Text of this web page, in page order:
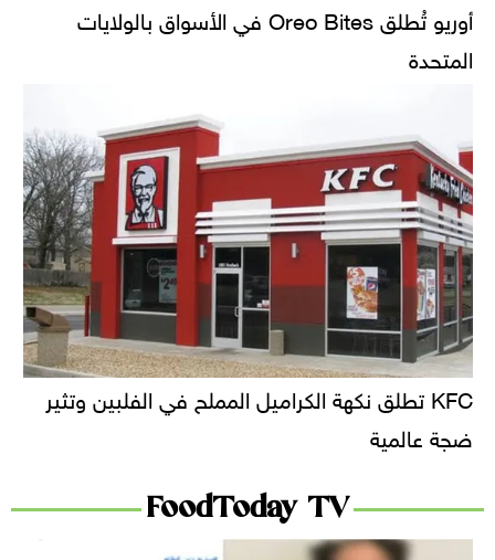
أوريو تُطلق Oreo Bites في الأسواق بالولايات
المتحدة
KFC تطلق نكهة الكراميل المملح في الفلبين وتثير
ضجة عالمية
FoodToday TV